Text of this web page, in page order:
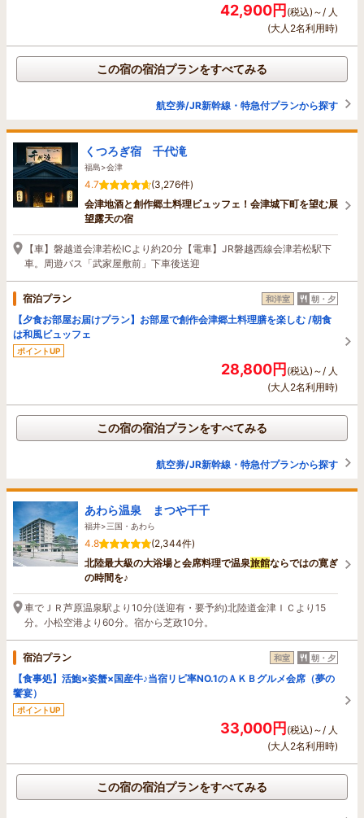
42,900円(税込)～/ 人
(大人2名利用時)
この宿の宿泊プランをすべてみる
航空券/JR新幹線・特急付プランから探す
くつろぎ宿 千代滝
福島>会津
4.7
(3,276件)
会津地酒と創作郷土料理ビュッフェ！会津城下町を望む展
望露天の宿
【車】磐越道会津若松ICより約20分【電車】JR磐越西線会津若松駅下
車。周遊バス「武家屋敷前」下車後送迎
宿泊プラン 和洋室 朝・夕
【夕食お部屋お届けプラン】お部屋で創作会津郷土料理膳を楽しむ /朝食
は和風ビュッフェ
ポイントUP
28,800円(税込)～/ 人
(大人2名利用時)
この宿の宿泊プランをすべてみる
航空券/JR新幹線・特急付プランから探す
あわら温泉 まつや千千
福井>三国・あわら
4.8
(2,344件)
北陸最大級の大浴場と会席料理で温泉旅館ならではの寛ぎ
の時間を♪
車でＪＲ芦原温泉駅より10分(送迎有・要予約)北陸道金津ＩＣより15
分。小松空港より60分。宿から芝政10分。
宿泊プラン 和室 朝・夕
【食事処】活鮑×姿蟹×国産牛♪当宿リピ率NO.1のＡＫＢグルメ会席（夢の
饗宴）
ポイントUP
33,000円(税込)～/ 人
(大人2名利用時)
この宿の宿泊プランをすべてみる